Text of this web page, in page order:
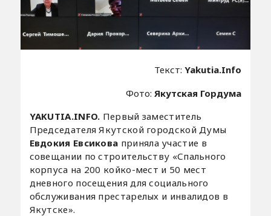
Текст:Yakutia.Info
Фото: Якутская Гордума
YAKUTIA.INFO. Первый заместитель
Председателя Якутской городской Думы
Евдокия Евсикова приняла участие в
совещании по строительству «Спального
корпуса на 200 койко-мест и 50 мест
дневного посещения для социального
обслуживания престарелых и инвалидов в
Якутске».